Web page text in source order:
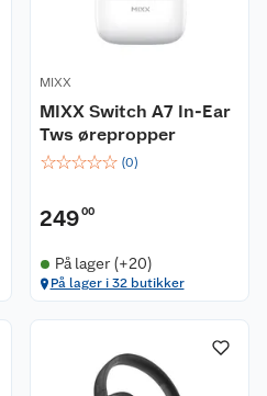
MIXX
MIXX Switch A7 In-Ear
Tws ørepropper
☆☆☆☆☆ (0)
24900
På lager (+20)
På lager i 32 butikker